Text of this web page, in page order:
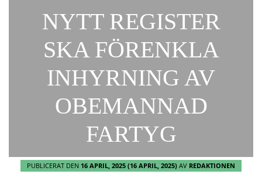
NYTT REGISTER
SKA FÖRENKLA
INHYRNING AV
OBEMANNAD
FARTYG
PUBLICERAT DEN 16 APRIL, 2025 (16 APRIL, 2025) AV REDAKTIONEN